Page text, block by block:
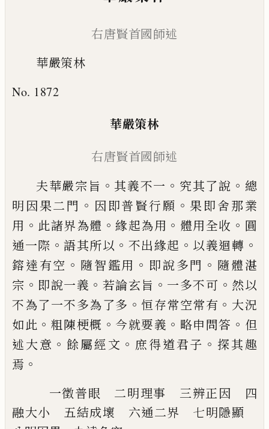
右唐賢首國師述
華嚴策林
No. 1872
華嚴策林
右唐賢首國師述
夫華嚴宗旨 。其義不一 。 究其了說 。 總
明因果二門 。 因即普賢行願 。 果即舍那業
用 。 此諸界為體 。 緣起為用 。 體用全收 。 圓
通一際 。語其所以 。 不出緣起 。 以義迴轉 。
鎔達有空 。 隨智鑑用 。 即說多門 。 隨體湛
宗 。 即說一義 。 若論玄旨 。 一多不可 。 然以
不為了一不多為了多 。 恒存常空常有 。 大況
如此 。 粗陳梗概 。 今就要義 。 略申問答 。 但
述大意 。餘屬經文 。 庶得道君子 。 探其趣
焉 。
一徵普眼 二明理事 三辨正因 四
融大小 五結成壞 六通二界 七明隱顯